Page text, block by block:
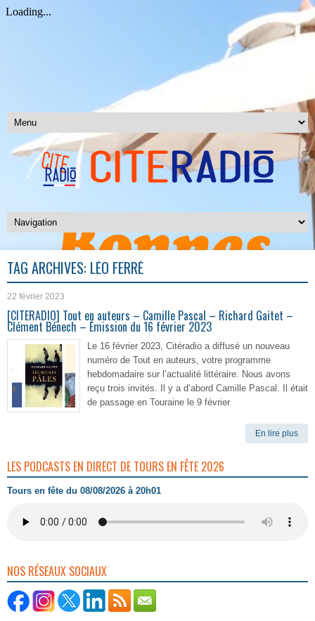
TAG ARCHIVES: LÉO FERRÉ
22 février 2023
[CITERADIO] Tout en auteurs – Camille Pascal – Richard Gaitet –
Clément Bénech – Émission du 16 février 2023
Le 16 février 2023, Citéradio a diffusé un nouveau
numéro de Tout en auteurs, votre programme
hebdomadaire sur l’actualité littéraire. Nous avons
reçu trois invités. Il y a d’abord Camille Pascal. Il était
de passage en Touraine le 9 février
En lire plus
LES PODCASTS EN DIRECT DE TOURS EN FÊTE 2026
Tours en fête du 08/08/2026 à 20h01
NOS RÉSEAUX SOCIAUX